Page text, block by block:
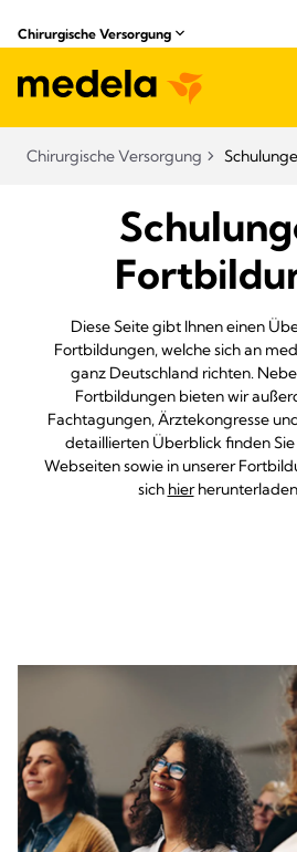
Chirurgische Versorgung
Chirurgische Versorgung
Diese Seite gibt Ihnen einen
Fortbildungen, welche sich an
ganz Deutschland richten.
Fortbildungen bieten wir
Fachtagungen, Ärztekongresse
detaillierten Überblick finden
Webseiten sowie in unserer
sich hier